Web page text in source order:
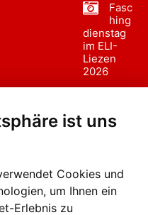
ist uns
Cookies und
um Ihnen ein
Erlebnis zu
Fasc
hing
dienstag
im ELI-
Liezen
2026
sumzug
Liezen